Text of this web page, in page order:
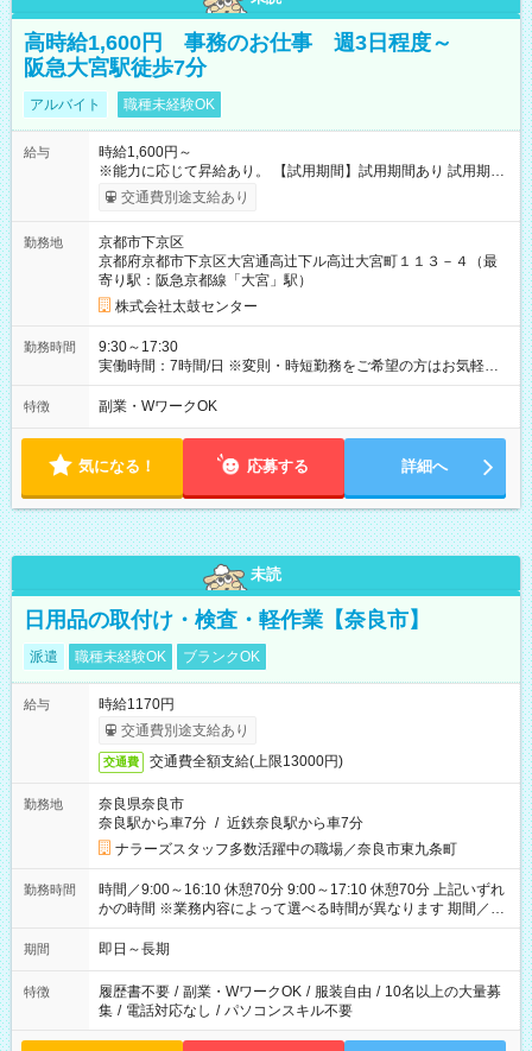
高時給1,600円 事務のお仕事 週3日程度～
阪急大宮駅徒歩7分
アルバイト 職種未経験OK
給与
時給1,600円～
※能力に応じて昇給あり。 【試用期間】試用期間あり 試用期間
の長さ：3ヶ月 雇用形態、給与は本採用時と同じです。
交通費別途支給あり
勤務地
京都市下京区
京都府京都市下京区大宮通高辻下ル高辻大宮町１１３－４（最
寄り駅：阪急京都線「大宮」駅）
株式会社太鼓センター
勤務時間
9:30～17:30
実働時間：7時間/日 ※変則・時短勤務をご希望の方はお気軽に
ご相談ください。
特徴 副業・WワークOK
気になる！ 応募する 詳細へ
未読
日用品の取付け・検査・軽作業【奈良市】
派遣 職種未経験OK ブランクOK
給与
時給1170円
交通費別途支給あり
交通費 交通費全額支給(上限13000円)
勤務地
奈良県奈良市
奈良駅から車7分 / 近鉄奈良駅から車7分
ナラーズスタッフ多数活躍中の職場／奈良市東九条町
勤務時間
時間／9:00～16:10 休憩70分 9:00～17:10 休憩70分 上記いずれ
かの時間 ※業務内容によって選べる時間が異なります 期間／即
日～長期安定 スタート日は相談可能！ 勤務日／月～金の週4日
～でOK！
期間 即日～長期
特徴 履歴書不要 / 副業・WワークOK / 服装自由 / 10名以上の大量募
集 / 電話対応なし / パソコンスキル不要